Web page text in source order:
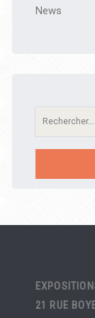
News
Recherche:
21 RUE